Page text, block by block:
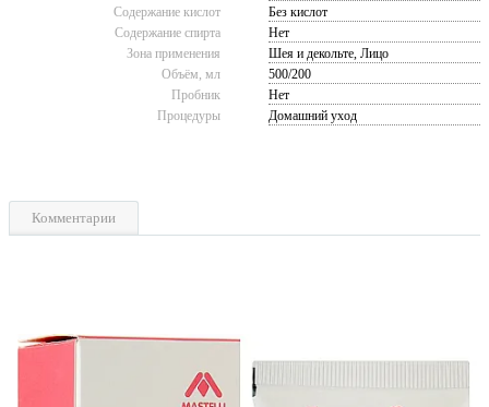
Содержание кислот
Без кислот
Содержание спирта
Нет
Зона применения
Шея и декольте, Лицо
Объём, мл
500/200
Пробник
Нет
Процедуры
Домашний уход
Комментарии